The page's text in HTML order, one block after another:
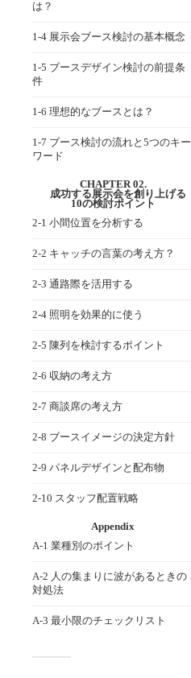
は？
1-4 展示会ブース検討の基本概念
1-5 ブースデザイン検討の前提条
件
1-6 理想的なブースとは？
1-7 ブース検討の流れと5つのキー
ワード
CHAPTER 02.
成功する展示会を創り上げる
10の検討ポイント
2-1 小間位置を分析する
2-2 キャッチの言葉の考え方？
2-3 通路際を活用する
2-4 照明を効果的に使う
2-5 陳列を検討するポイント
2-6 収納の考え方
2-7 商談席の考え方
2-8 ブースイメージの決定方針
2-9 パネルデザインと配布物
2-10 スタッフ配置戦略
Appendix
A-1 業種別のポイント
A-2 人の集まりに波があるときの
対処法
A-3 最小限のチェックリスト